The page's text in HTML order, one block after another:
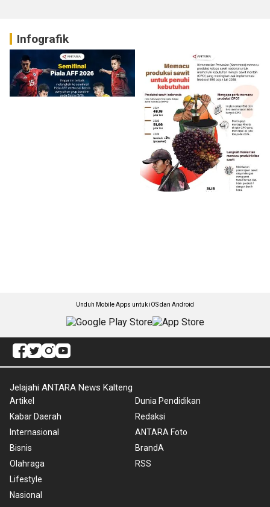
Infografik
Unduh Mobile Apps untuk iOS dan Android
Jelajahi ANTARA News Kalteng
Artikel
Kabar Daerah
Internasional
Bisnis
Olahraga
Lifestyle
Nasional
Dunia Pendidikan
Redaksi
ANTARA Foto
BrandA
RSS